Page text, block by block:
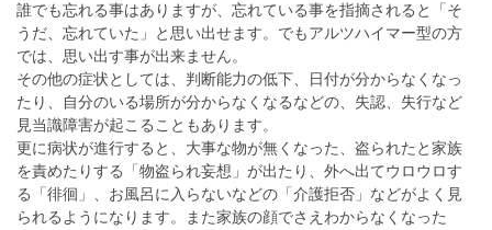
誰でも忘れる事はありますが、忘れている事を指摘されると「そ
うだ、忘れていた」と思い出せます。でもアルツハイマー型の方
では、思い出す事が出来ません。
その他の症状としては、判断能力の低下、日付が分からなくなっ
たり、自分のいる場所が分からなくなるなどの、失認、失行など
見当識障害が起こることもあります。
更に病状が進行すると、大事な物が無くなった、盗られたと家族
を責めたりする「物盗られ妄想」が出たり、外へ出てウロウロす
る「徘徊」、お風呂に入らないなどの「介護拒否」などがよく見
られるようになります。また家族の顔でさえわからなくなった